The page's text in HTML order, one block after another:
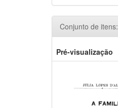
Conjunto de itens:
Pré-visualização